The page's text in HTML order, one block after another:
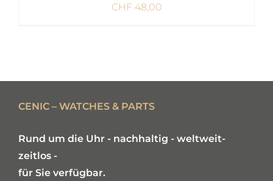
CHF48,00
CENIC – WATCHES & PARTS
Rund um die Uhr - nachhaltig - weltweit-
zeitlos -
für Sie verfügbar.